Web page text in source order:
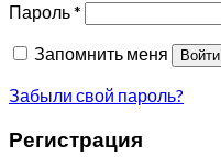
Пароль*
Запомнить меня
Войти
Забыли свой пароль?
Регистрация